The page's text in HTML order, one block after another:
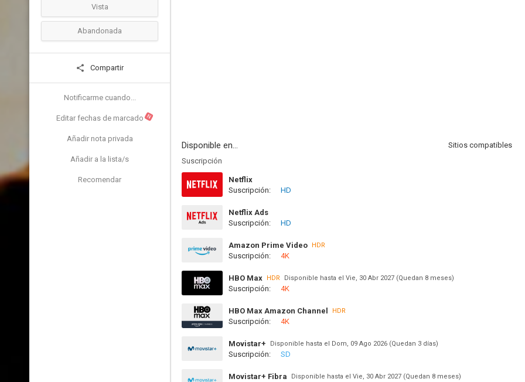
Vista
Abandonada
Compartir
Notificarme cuando...
Editar fechas de marcado N
Añadir nota privada
Añadir a la lista/s
Recomendar
Disponible en...
Sitios compatibles
Suscripción
Netflix
Suscripción:
HD
Netflix Ads
Suscripción:
HD
Amazon Prime Video HDR
Suscripción: 4K
HBO Max HDR Disponible hasta el Vie, 30 Abr 2027 (Quedan 8 meses)
Suscripción: 4K
HBO Max Amazon Channel HDR
Suscripción: 4K
Movistar+ Disponible hasta el Dom, 09 Ago 2026 (Quedan 3 días)
Suscripción: SD
Movistar+ Fibra Disponible hasta el Vie, 30 Abr 2027 (Quedan 8 meses)